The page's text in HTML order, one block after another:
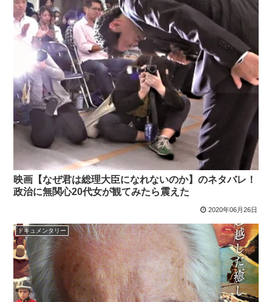
映画【なぜ君は総理大臣になれないのか】のネタバレ！
政治に無関心20代女が観てみたら震えた
2020年06月26日
ドキュメンタリー